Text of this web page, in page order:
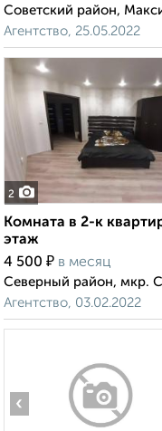
Советский район,
Агентство, 25.05.2022
2
Комната в 2-к
этаж
4 500 ₽ в месяц
Северный район, мкр.
Агентство, 03.02.2022
‹